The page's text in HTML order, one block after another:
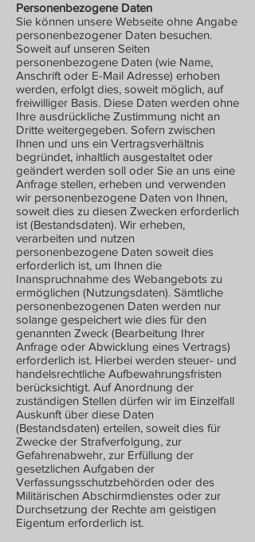
Personenbezogene Daten
Sie können unsere Webseite ohne Angabe
personenbezogener Daten besuchen.
Soweit auf unseren Seiten
personenbezogene Daten (wie Name,
Anschrift oder E-Mail Adresse) erhoben
werden, erfolgt dies, soweit möglich, auf
freiwilliger Basis. Diese Daten werden ohne
Ihre ausdrückliche Zustimmung nicht an
Dritte weitergegeben. Sofern zwischen
Ihnen und uns ein Vertragsverhältnis
begründet, inhaltlich ausgestaltet oder
geändert werden soll oder Sie an uns eine
Anfrage stellen, erheben und verwenden
wir personenbezogene Daten von Ihnen,
soweit dies zu diesen Zwecken erforderlich
ist (Bestandsdaten). Wir erheben,
verarbeiten und nutzen
personenbezogene Daten soweit dies
erforderlich ist, um Ihnen die
Inanspruchnahme des Webangebots zu
ermöglichen (Nutzungsdaten). Sämtliche
personenbezogenen Daten werden nur
solange gespeichert wie dies für den
genannten Zweck (Bearbeitung Ihrer
Anfrage oder Abwicklung eines Vertrags)
erforderlich ist. Hierbei werden steuer- und
handelsrechtliche Aufbewahrungsfristen
berücksichtigt. Auf Anordnung der
zuständigen Stellen dürfen wir im Einzelfall
Auskunft über diese Daten
(Bestandsdaten) erteilen, soweit dies für
Zwecke der Strafverfolgung, zur
Gefahrenabwehr, zur Erfüllung der
gesetzlichen Aufgaben der
Verfassungsschutzbehörden oder des
Militärischen Abschirmdienstes oder zur
Durchsetzung der Rechte am geistigen
Eigentum erforderlich ist.